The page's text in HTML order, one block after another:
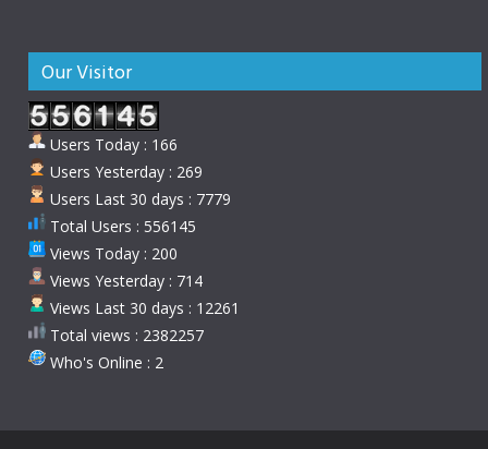
Our Visitor
Users Today : 166
Users Yesterday : 269
Users Last 30 days : 7779
Total Users : 556145
Views Today : 200
Views Yesterday : 714
Views Last 30 days : 12261
Total views : 2382257
Who's Online : 2